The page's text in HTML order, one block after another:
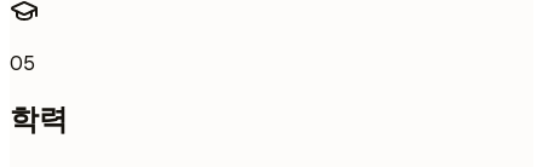
05
학력